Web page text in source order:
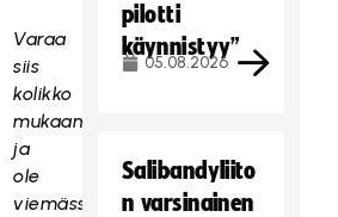
Varaa
siis
kolikko
mukaan
ja
ole
viemässä
pilotti
käynnistyy”
05.08.2026
Salibandyliito
n varsinainen